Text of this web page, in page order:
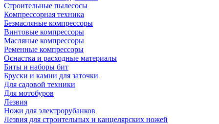
Строительные пылесосы
Компрессорная техника
Безмасляные компрессоры
Винтовые компрессоры
Масляные компрессоры
Ременные компрессоры
Оснастка и расходные материалы
Биты и наборы бит
Бруски и камни для заточки
Для садовой техники
Для мотобуров
Лезвия
Ножи для электрорубанков
Лезвия для строительных и канцелярских ножей